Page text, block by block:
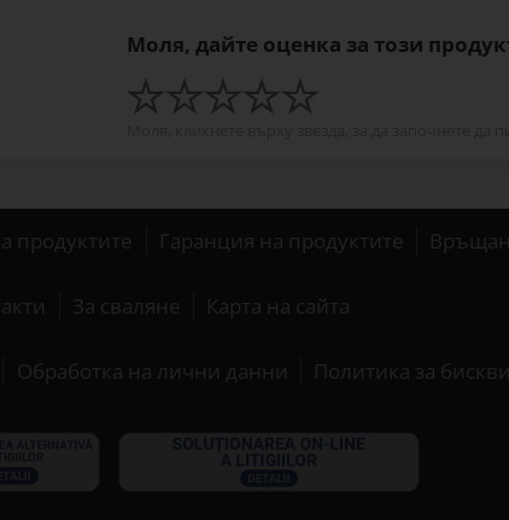
Моля, дайте оценка за този
продуктите Гаранция на продуктите
За сваляне Карта на сайта
Обработка на лични данни Политика за